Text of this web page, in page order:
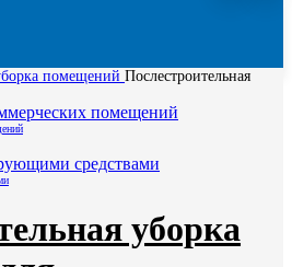
помещений Послестроительная
уборка